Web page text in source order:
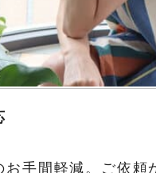
お手間軽減。ご依頼